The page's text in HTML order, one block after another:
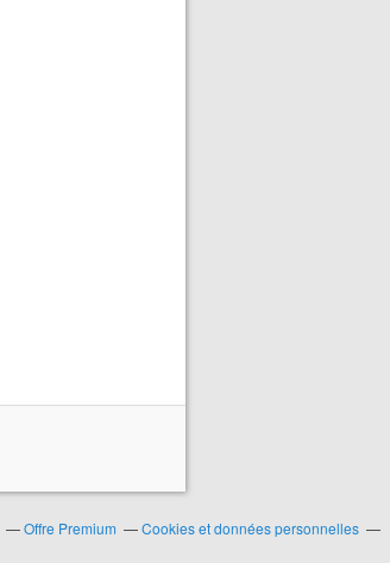
Offre Premium
Cookies et données personnelles